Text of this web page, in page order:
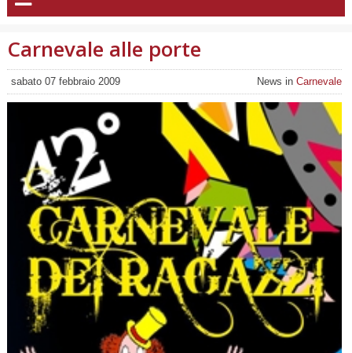
Carnevale alle porte
sabato 07 febbraio 2009 News in Carnevale